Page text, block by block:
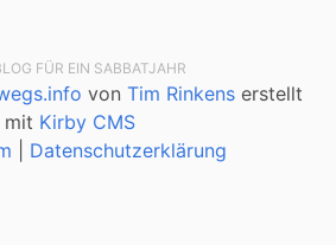
FÜR EIN SABBATJAHR
von Tim Rinkens erstellt
mit Kirby CMS
Datenschutzerklärung